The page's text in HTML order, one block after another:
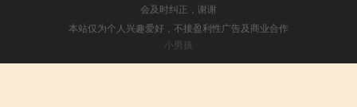
会及时纠正，谢谢
本站仅为个人兴趣爱好，不接盈利性广告及商业合作
小男孩